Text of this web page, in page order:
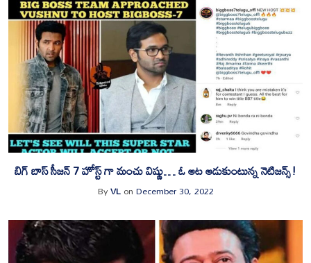
బిగ్ బాస్ సీజన్ 7 హోస్ట్ గా మంచు విష్ణు… ఓ ఆట ఆడుకుంటున్న నెటిజన్స్!
ByVLonDecember 30, 2022